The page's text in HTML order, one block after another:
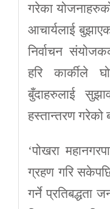
गरेका
आचार्यलाई
निर्वाचन
हरि कार्कीले
बुँदाहरुलाई
हस्तान्तरण गरेको
‘पोखरा
ग्रहण गरि
गर्ने प्रतिबद्धता